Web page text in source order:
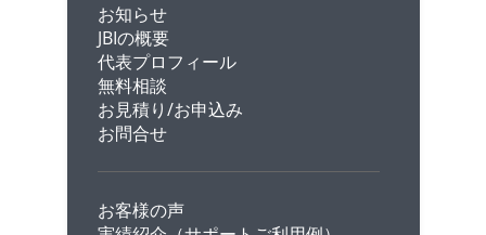
お知らせ
JBIの概要
代表プロフィール
無料相談
お見積り/お申込み
お問合せ
お客様の声